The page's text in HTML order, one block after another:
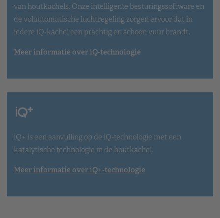
van houtkachels. Onze intelligente besturingssoftware en
de volautomatische luchtregeling zorgen ervoor dat in
iedere iQ-kachel een prachtig en schoon vuur brandt.
Meer informatie over iQ-technologie
iQ+ is een aanvulling op de iQ-technologie met een
katalytische technologie in de houtkachel.
Meer informatie over iQ+-technologie